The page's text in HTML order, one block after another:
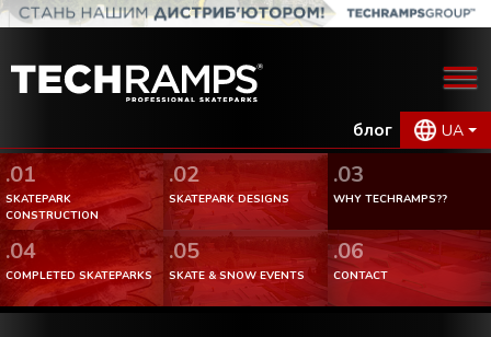
блог UA
.01
SKATEPARK
CONSTRUCTION
.02
SKATEPARK DESIGNS
.03
WHY TECHRAMPS??
.04
COMPLETED SKATEPARKS
.05
SKATE & SNOW EVENTS
.06
CONTACT